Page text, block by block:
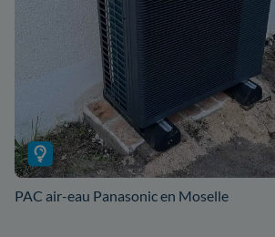
PAC air-eau Panasonic en Moselle